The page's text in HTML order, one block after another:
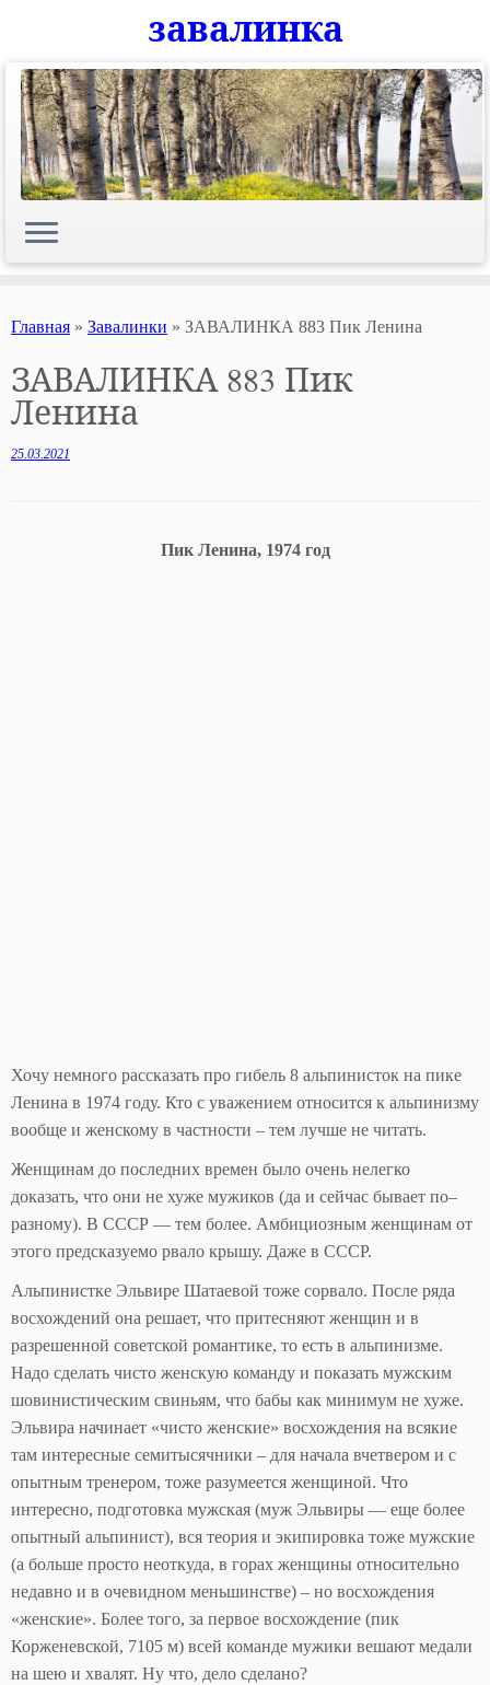
content
завалинка
Главная » Завалинки » ЗАВАЛИНКА 883 Пик Ленина
ЗАВАЛИНКА 883 Пик
Ленина
25.03.2021
Пик Ленина, 1974 год
Хочу немного рассказать про гибель 8 альпинисток на пике
Ленина в 1974 году. Кто с уважением относится к альпинизму
вообще и женскому в частности – тем лучше не читать.
Женщинам до последних времен было очень нелегко
доказать, что они не хуже мужиков (да и сейчас бывает по–
разному). В СССР — тем более. Амбициозным женщинам от
этого предсказуемо рвало крышу. Даже в СССР.
Альпинистке Эльвире Шатаевой тоже сорвало. После ряда
восхождений она решает, что притесняют женщин и в
разрешенной советской романтике, то есть в альпинизме.
Надо сделать чисто женскую команду и показать мужским
шовинистическим свиньям, что бабы как минимум не хуже.
Эльвира начинает «чисто женские» восхождения на всякие
там интересные семитысячники – для начала вчетвером и с
опытным тренером, тоже разумеется женщиной. Что
интересно, подготовка мужская (муж Эльвиры — еще более
опытный альпинист), вся теория и экипировка тоже мужские
(а больше просто неоткуда, в горах женщины относительно
недавно и в очевидном меньшинстве) – но восхождения
«женские». Более того, за первое восхождение (пик
Корженевской, 7105 м) всей команде мужики вешают медали
на шею и хвалят. Ну что, дело сделано?